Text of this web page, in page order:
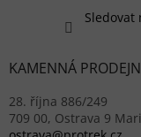
Sledovat
KAMENNÁ
28. října 886/249
709 00, Ostrava 9